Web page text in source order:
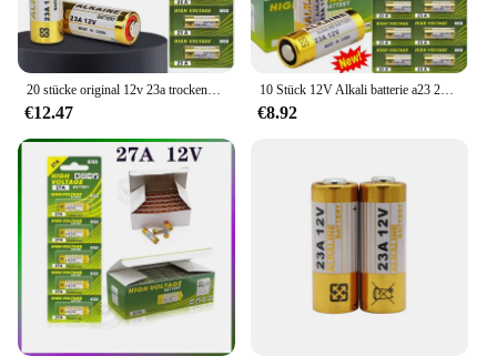
20 stücke original 12v 23a trockene Alkali batterie für Türklingel, Auto alarm, Walkman 23ga a23s e23a el12 mn21 ms21 v23ga l1028 gp23a lrv08
€12.47
10 Stück 12V Alkali batterie a23 23a e23a el12 mn21 ms21 23ga a23s v23ga l1028 gp23a lrv08 geeignet für fern gesteuertes Spielzeug
€8.92